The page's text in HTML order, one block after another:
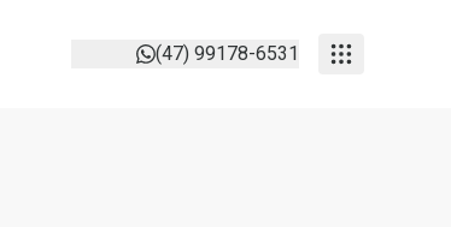
(47) 99178-6531